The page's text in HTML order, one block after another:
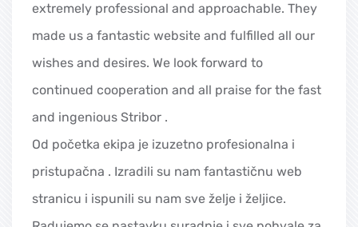
extremely professional and approachable. They
made us a fantastic website and fulfilled all our
wishes and desires. We look forward to
continued cooperation and all praise for the fast
and ingenious Stribor .
Od početka ekipa je izuzetno profesionalna i
pristupačna . Izradili su nam fantastičnu web
stranicu i ispunili su nam sve želje i željice.